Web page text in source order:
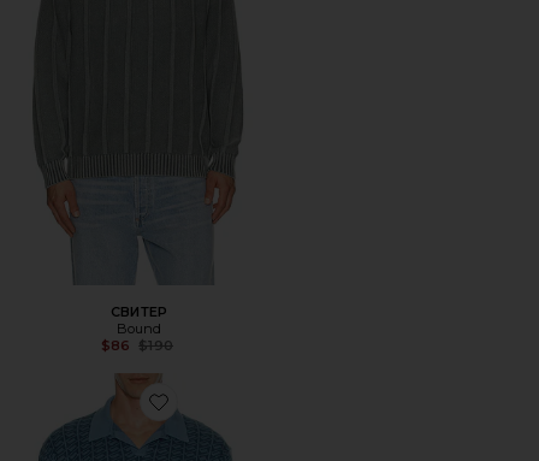
СВИТЕР
Bound
$86 Previous price:
$190
Favorite ПОЛО